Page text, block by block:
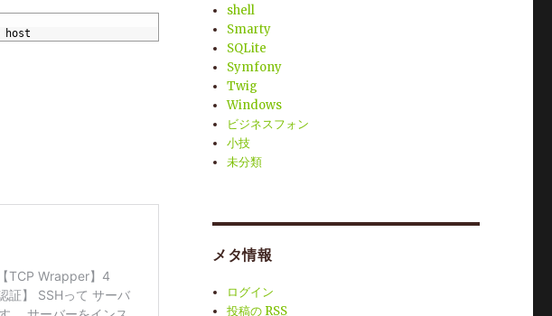
host
shell
Smarty
SQLite
Symfony
Twig
Windows
ビジネスフォン
小技
未分類
メタ情報
ログイン
投稿の RSS